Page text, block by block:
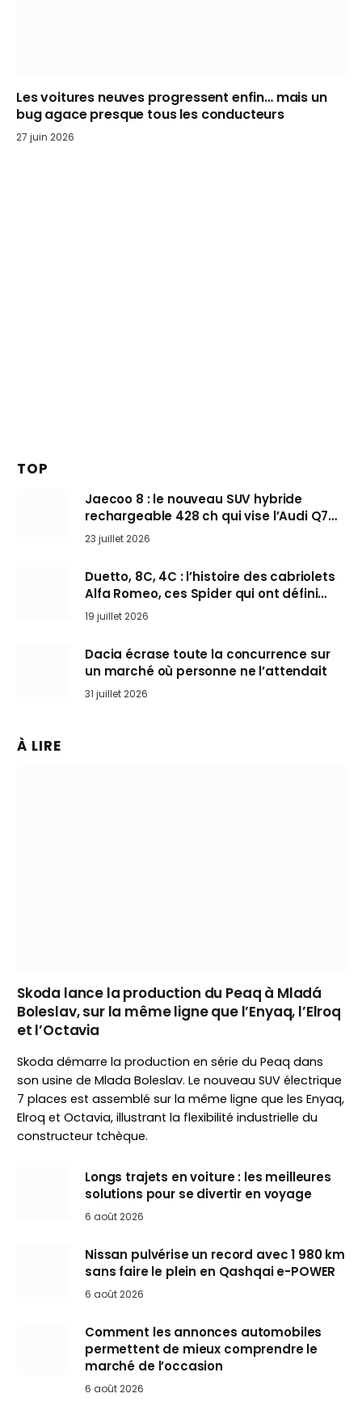
Les voitures neuves progressent enfin… mais un
bug agace presque tous les conducteurs
27 juin 2026
TOP
Jaecoo 8 : le nouveau SUV hybride
rechargeable 428 ch qui vise l’Audi Q7
arrive en Europe cet automne
23 juillet 2026
Duetto, 8C, 4C : l’histoire des cabriolets
Alfa Romeo, ces Spider qui ont défini
l’art de rouler cheveux au vent
19 juillet 2026
Dacia écrase toute la concurrence sur
un marché où personne ne l’attendait
31 juillet 2026
À LIRE
Skoda lance la production du Peaq à Mladá
Boleslav, sur la même ligne que l’Enyaq, l’Elroq
et l’Octavia
Skoda démarre la production en série du Peaq dans
son usine de Mlada Boleslav. Le nouveau SUV électrique
7 places est assemblé sur la même ligne que les Enyaq,
Elroq et Octavia, illustrant la flexibilité industrielle du
constructeur tchèque.
Longs trajets en voiture : les meilleures
solutions pour se divertir en voyage
6 août 2026
Nissan pulvérise un record avec 1 980 km
sans faire le plein en Qashqai e-POWER
6 août 2026
Comment les annonces automobiles
permettent de mieux comprendre le
marché de l’occasion
6 août 2026